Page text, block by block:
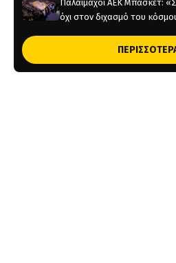
Παλαίμαχοι ΑΕΚ Μπάσκετ:
όχι στον διχασμό του
Χάντμπολ Γυναικών: